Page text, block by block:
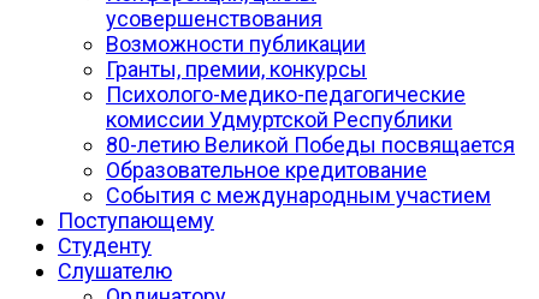
усовершенствования
Возможности публикации
Гранты, премии, конкурсы
Психолого-медико-педагогические
комиссии Удмуртской Республики
80-летию Великой Победы посвящается
Образовательное кредитование
События с международным участием
Поступающему
Студенту
Слушателю